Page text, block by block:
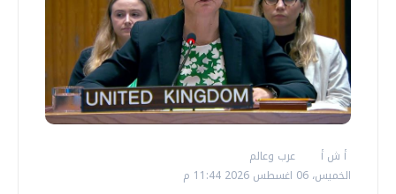
أ ش أ
عرب وعالم
الخميس، 06 اغسطس 2026 11:44 م